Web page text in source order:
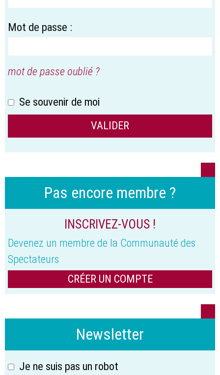
Mot de passe :
mot de passe oublié ?
Se souvenir de moi
Pas encore membre ?
INSCRIVEZ-VOUS !
Devenez un membre de la Communauté des
Spectateurs
CRÉER UN COMPTE
Newsletter
Je ne suis pas un robot